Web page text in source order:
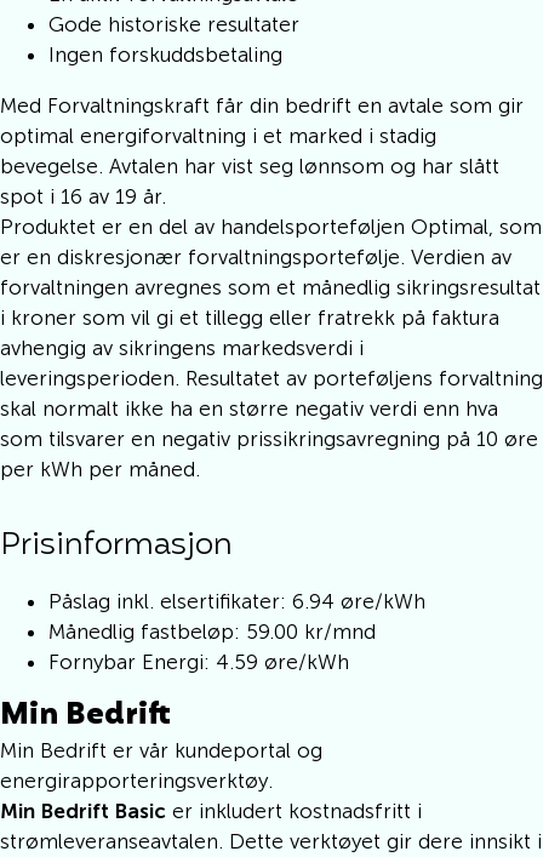
Gode historiske resultater
Ingen forskuddsbetaling
Med Forvaltningskraft får din bedrift en avtale som gir
optimal energiforvaltning i et marked i stadig
bevegelse. Avtalen har vist seg lønnsom og har slått
spot i 16 av 19 år.
Produktet er en del av handelsporteføljen Optimal, som
er en diskresjonær forvaltningsportefølje. Verdien av
forvaltningen avregnes som et månedlig sikringsresultat
i kroner som vil gi et tillegg eller fratrekk på faktura
avhengig av sikringens markedsverdi i
leveringsperioden. Resultatet av porteføljens forvaltning
skal normalt ikke ha en større negativ verdi enn hva
som tilsvarer en negativ prissikringsavregning på 10 øre
per kWh per måned.
Prisinformasjon
Påslag inkl. elsertifikater: 6.94 øre/kWh
Månedlig fastbeløp: 59.00 kr/mnd
Fornybar Energi: 4.59 øre/kWh
Min Bedrift
Min Bedrift er vår kundeportal og
energirapporteringsverktøy.
Min Bedrift Basic er inkludert kostnadsfritt i
strømleveranseavtalen. Dette verktøyet gir dere innsikt i